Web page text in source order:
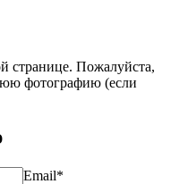
странице. Пожалуйста,
фотографию (если
Email*